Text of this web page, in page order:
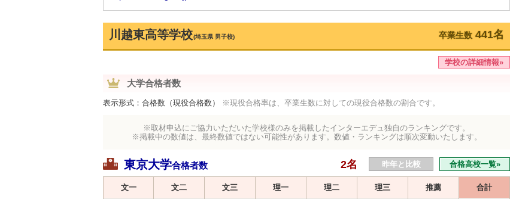
川越東高等学校(埼玉県 男子校) 卒業生数 441名
学校の詳細情報»
大学合格者数
表示形式：合格数（現役合格数） ※現役合格率は、卒業生数に対しての現役合格数の割合です。
※取材申込にご協力いただいた学校様のみを掲載したインターエデュ独自のランキングです。
※掲載中の数値は、最終数値ではない可能性があります。数値・ランキングは順次変動いたします。
東京大学合格者数 2名 昨年と比較 合格高校一覧»
文一 文二 文三 理一 理二 理三 推薦 合計